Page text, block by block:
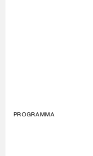
PROGRAMMA